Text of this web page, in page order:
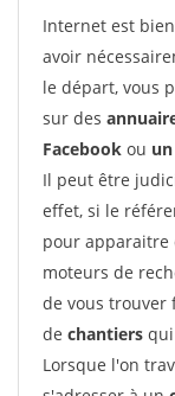
Internet est
avoir
le départ, vous
sur des
Facebook ou
Il peut être
effet, si le
pour apparaitre
moteurs de
de vous trouver
de chantiers
Lorsque l'on